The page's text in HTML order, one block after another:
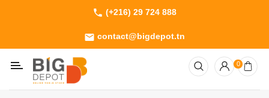
phone (+216) 29 724 888
email contact@bigdepot.tn
Machines
Outillage
Jardinage
0